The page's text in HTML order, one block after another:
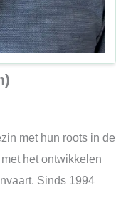
met hun roots in de
het ontwikkelen
Sinds 1994